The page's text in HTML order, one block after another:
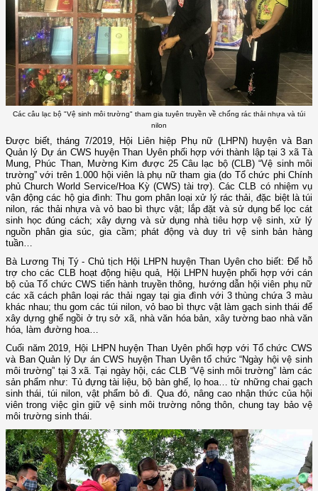
Các câu lạc bộ "Vệ sinh môi trường" tham gia tuyên truyền về chống rác thải nhựa và túi
nilon
Được biết, tháng 7/2019, Hội Liên hiệp Phụ nữ (LHPN) huyện và Ban
Quản lý Dự án CWS huyện Than Uyên phối hợp với thành lập tại 3 xã Tà
Mung, Phúc Than, Mường Kim được 25 Câu lạc bộ (CLB) “Vệ sinh môi
trường” với trên 1.000 hội viên là phụ nữ tham gia (do Tổ chức phi Chính
phủ Church World Service/Hoa Kỳ (CWS) tài trợ). Các CLB có nhiệm vụ
vận động các hộ gia đình: Thu gom phân loại xử lý rác thải, đặc biệt là túi
nilon, rác thải nhựa và vỏ bao bì thực vật; lắp đặt và sử dụng bể lọc cát
sinh học đúng cách; xây dựng và sử dụng nhà tiêu hợp vệ sinh, xử lý
nguồn phân gia súc, gia cầm; phát động và duy trì vệ sinh bản hàng
tuần…
Bà Lương Thị Tý - Chủ tịch Hội LHPN huyện Than Uyên cho biết: Để hỗ
trợ cho các CLB hoạt động hiệu quả, Hội LHPN huyện phối hợp với cán
bộ của Tổ chức CWS tiến hành truyền thông, hướng dẫn hội viên phụ nữ
các xã cách phân loại rác thải ngay tại gia đình với 3 thùng chứa 3 màu
khác nhau; thu gom các túi nilon, vỏ bao bì thực vật làm gạch sinh thái để
xây dựng ghế ngồi ở trụ sở xã, nhà văn hóa bản, xây tường bao nhà văn
hóa, làm đường hoa…
Cuối năm 2019, Hội LHPN huyện Than Uyên phối hợp với Tổ chức CWS
và Ban Quản lý Dự án CWS huyện Than Uyên tổ chức “Ngày hội vệ sinh
môi trường” tại 3 xã. Tại ngày hội, các CLB “Vệ sinh môi trường” làm các
sản phẩm như: Tủ đựng tài liệu, bộ bàn ghế, lọ hoa… từ những chai gạch
sinh thái, túi nilon, vật phẩm bỏ đi. Qua đó, nâng cao nhận thức của hội
viên trong việc gìn giữ vệ sinh môi trường nông thôn, chung tay bảo vệ
môi trường sinh thái.